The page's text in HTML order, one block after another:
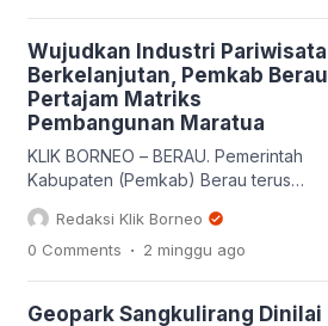
mengandalkan keindahan panorama
alam yang statis, kawasan ini
diproyeksikan bertransformasi menjadi
destinasi wisata kesehatan (wellness
tourism) modern berbasis narasi lokal
(storytelling) dan ekspansi operasional
[…]
Wujudkan Industri Pariwisata
Berkelanjutan, Pemkab Berau
Pertajam Matriks
Pembangunan Maratua
KLIK BORNEO – BERAU. Pemerintah
Kabupaten (Pemkab) Berau terus
memperkuat komitmennya dalam
menjaga kelestarian ekosistem maritim
sekaligus menggenjot potensi
Redaksi Klik Borneo
0 Comments . 2 minggu ago
Geopark Sangkulirang Dinilai